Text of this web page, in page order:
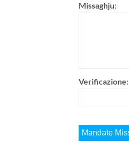
Missaghju:
Verificazione: